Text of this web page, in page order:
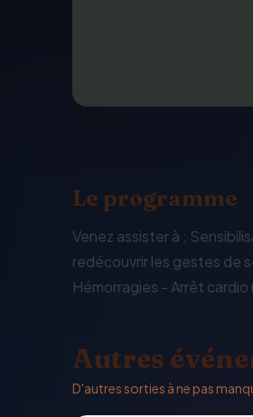
Le programme
Venez assister à :
redécouvrir les gestes de
Hémorragies - Arrêt
Autres
D'autres sorties à ne pas